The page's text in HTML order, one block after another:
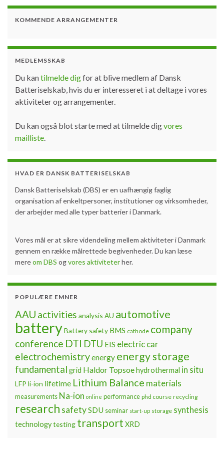
KOMMENDE ARRANGEMENTER
MEDLEMSSKAB
Du kantilmelde digfor at blive medlem af Dansk
Batteriselskab, hvis du er interesseret i at deltage i vores
aktiviteter og arrangementer.
Du kan også blot starte med at tilmelde digvores
mailliste
HVAD ER DANSK BATTERISELSKAB
Dansk Batteriselskab (DBS) er en uafhængig faglig
organisation af enkeltpersoner, institutioner og virksomheder,
der arbejder med alle typer batterier i Danmark.
Vores mål er at sikre videndeling mellem aktiviteter i Danmark
gennem en række målrettede begivenheder. Du kan læse
mereom DBS ogvores aktiviteterher.
POPULÆRE EMNER
AAU activities analysis AU automotive
batteryBattery safety BMS cathode company
conference DTI DTU EIS electric car
electrochemistryenergy energy storage
fundamental grid Haldor Topsoehydrothermal in situ
LFP li-ion lifetime Lithium Balance materials
measurements Na-ion online performance phd course recycling
research safetySDU seminar start-up storage synthesis
technologytesting transport XRD